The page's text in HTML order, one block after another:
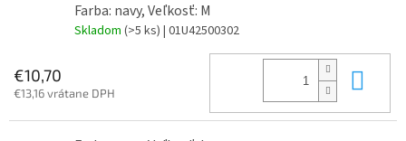
Farba: navy, Veľkosť: M
Skladom (>5 ks) | 01U42500302
€10,70
€13,16 vrátane DPH